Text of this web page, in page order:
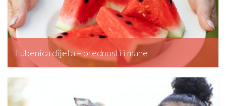
Lubenica dijeta – prednosti i mane
editormd, October 27, 2023